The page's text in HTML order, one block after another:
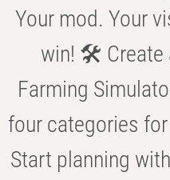
Your mod. Your
win! 🛠️ Create
Farming
four categories
Start planning